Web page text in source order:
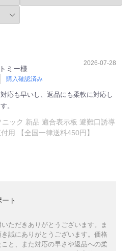
トミー様
購入確認済み
2026-07-28
応も早いし、返品にも柔軟に対応し
。
ック 新品 適合表示板 避難口誘導
用 【全国一律送料450円】
ト
ただきありがとうございます。ま
誠にありがとうございます。価格
と、また対応の早さや返品への柔